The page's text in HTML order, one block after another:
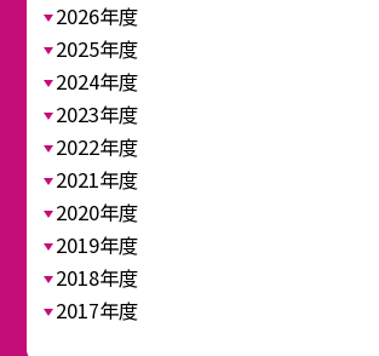
2026年度
2025年度
2024年度
2023年度
2022年度
2021年度
2020年度
2019年度
2018年度
2017年度